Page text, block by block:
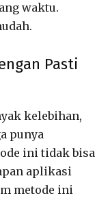
waktu.
Pasti
kelebihan,
punya
ini tidak bisa
aplikasi
metode ini